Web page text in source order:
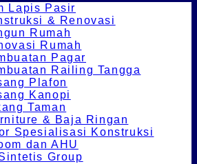
Lapis Pasir
& Renovasi
Rumah
Rumah
Pagar
Railing Tangga
Plafon
Kanopi
Taman
& Baja Ringan
Spesialisasi Konstruksi
dan AHU
Group